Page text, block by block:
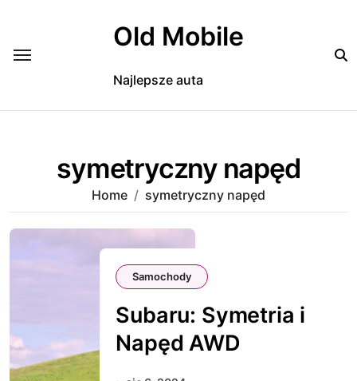
Old Mobile
Najlepsze auta
symetryczny napęd
Home symetryczny napęd
Samochody
Subaru: Symetria i
Napęd AWD